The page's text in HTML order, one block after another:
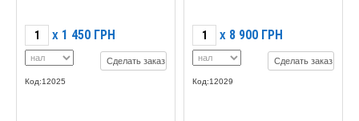
X 1 450 ГРН
Сделать заказ
Код:12025
X 8 900 ГРН
Сделать заказ
Код:12029